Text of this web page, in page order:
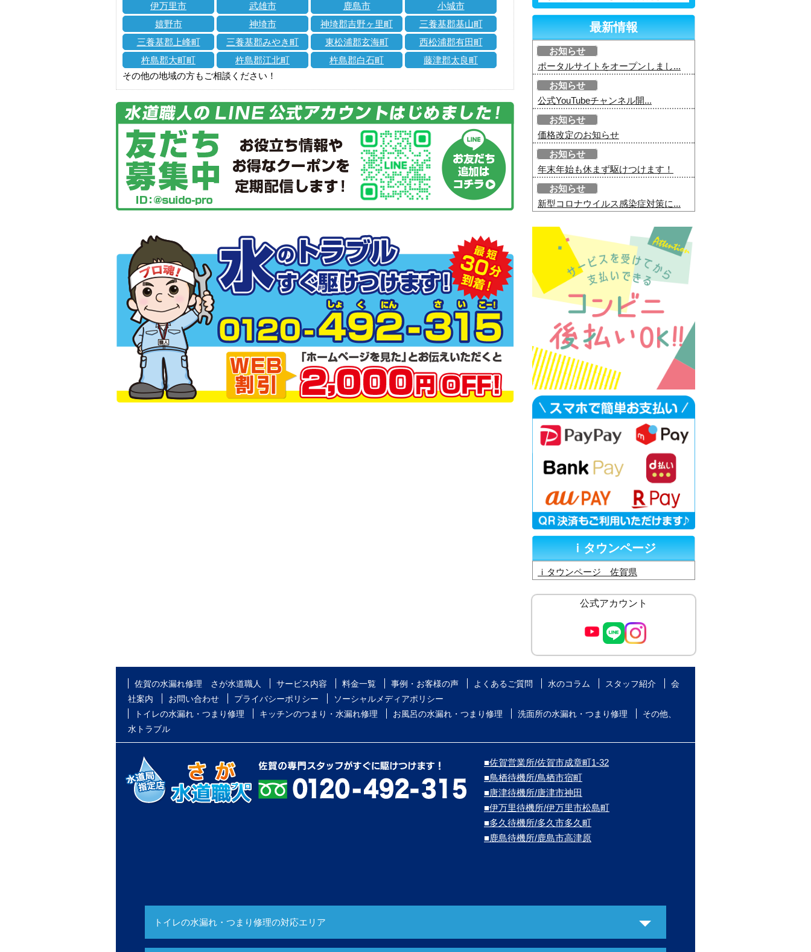
伊万里市
武雄市 鹿島市
小城市
嬉野市
神埼市 神埼郡吉野ヶ里町
三養基郡基山町
三養基郡上峰町
三養基郡みやき町 東松浦郡玄海町
西松浦郡有田町
杵島郡大町町
杵島郡江北町 杵島郡白石町
藤津郡太良町
その他の地域の方もご相談ください！
最新情報
お知らせ
ポータルサイトをオープンしまし...
お知らせ
公式YouTubeチャンネル開...
お知らせ
価格改定のお知らせ
お知らせ
年末年始も休まず駆けつけます！
お知らせ
新型コロナウイルス感染症対策に...
ｉタウンページ
ｉタウンページ 佐賀県
公式アカウント
佐賀の水漏れ修理 さが水道職人 サービス内容 料金一覧 事例・お客様の声 よくあるご質問 水のコラム スタッフ紹介
会
社案内
お問い合わせ プライバシーポリシー
ソーシャルメディアポリシー
トイレの水漏れ・つまり修理
キッチンのつまり・水漏れ修理 お風呂の水漏れ・つまり修理 洗面所の水漏れ・つまり修理
その他、
水トラブル
■佐賀営業所/佐賀市成章町1-32
■鳥栖待機所/鳥栖市宿町
■唐津待機所/唐津市神田
■伊万里待機所/伊万里市松島町
■多久待機所/多久市多久町
■鹿島待機所/鹿島市高津原
トイレの水漏れ・つまり修理の対応エリア